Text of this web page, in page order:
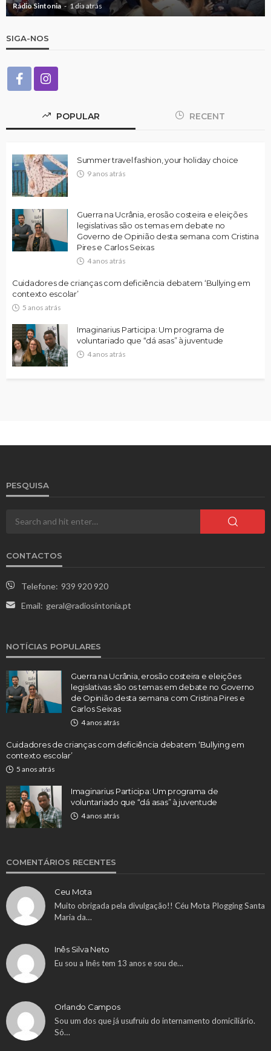
Rádio Sintonia 1 dia atrás
SIGA-NOS
POPULAR RECENT
Summer travel fashion, your holiday choice
9 anos atrás
Guerra na Ucrânia, erosão costeira e eleições
legislativas são os temas em debate no
Governo de Opinião desta semana com Cristina
Pires e Carlos Seixas
4 anos atrás
Cuidadores de crianças com deficiência debatem ‘Bullying em
contexto escolar’
5 anos atrás
Imaginarius Participa: Um programa de
voluntariado que “dá asas” à juventude
4 anos atrás
PESQUISA
CONTACTOS
Telefone: 939 920 920
Email: geral@radiosintonia.pt
NOTÍCIAS POPULARES
Guerra na Ucrânia, erosão costeira e eleições
legislativas são os temas em debate no Governo
de Opinião desta semana com Cristina Pires e
Carlos Seixas
4 anos atrás
Cuidadores de crianças com deficiência debatem ‘Bullying em
contexto escolar’
5 anos atrás
Imaginarius Participa: Um programa de
voluntariado que “dá asas” à juventude
4 anos atrás
COMENTÁRIOS RECENTES
Ceu Mota
Muito obrigada pela divulgação!! Céu Mota Plogging Santa
Maria da…
Inês Silva Neto
Eu sou a Inês tem 13 anos e sou de…
Orlando Campos
Sou um dos que já usufruiu do internamento domiciliário.
Só…